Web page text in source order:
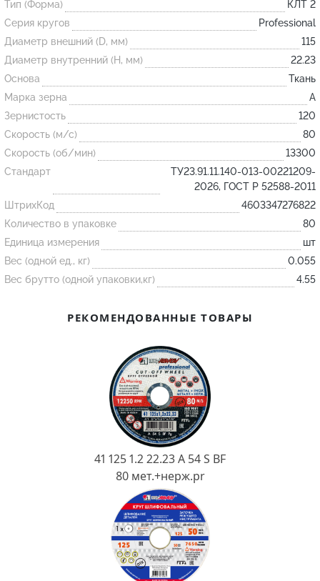
Огнеупорные
изделия
Тигель
Муфель
Черпак
Шербер
Трубка
Стержень
Пробка
Подставка
Лодочка
Огнеупорная SiC смесь
Тип (Форма)
КЛТ 2
Серия кругов
Professional
Диаметр внешний (D, мм)
115
Диаметр внутренний (H, мм)
22.23
Основа
Ткань
Марка зерна
A
Зернистость
120
Скорость (м/с)
80
Скорость (об/мин)
13300
Стандарт
ТУ23.91.11.140-013-00221209-
2026, ГОСТ Р 52588-2011
ШтрихКод
4603347276822
Количество в упаковке
80
Единица измерения
шт
Вес (одной ед., кг)
0.055
Вес брутто (одной упаковки,кг)
4.55
РЕКОМЕНДОВАННЫЕ ТОВАРЫ
41 125 1.2 22.23 A 54 S BF
80 мет.+нерж.pr